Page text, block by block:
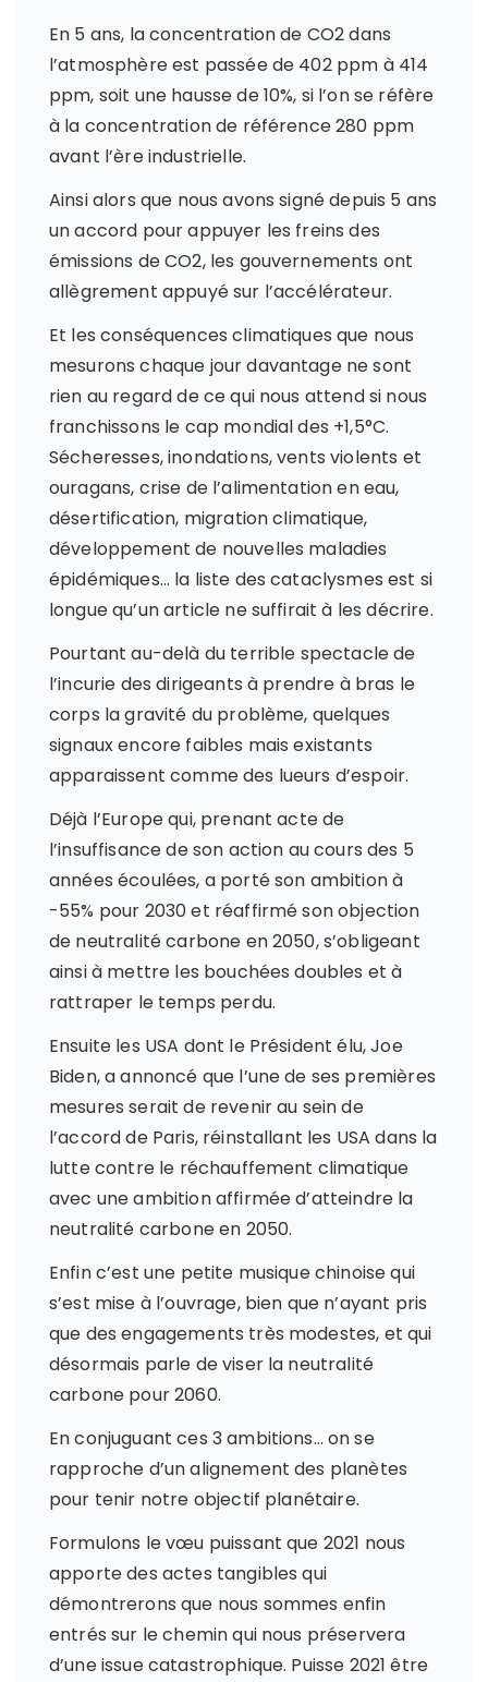
En 5 ans, la concentration de CO2 dans
l’atmosphère est passée de 402 ppm à 414
ppm, soit une hausse de 10%, si l’on se réfère
à la concentration de référence 280 ppm
avant l’ère industrielle.
Ainsi alors que nous avons signé depuis 5 ans
un accord pour appuyer les freins des
émissions de CO2, les gouvernements ont
allègrement appuyé sur l’accélérateur.
Et les conséquences climatiques que nous
mesurons chaque jour davantage ne sont
rien au regard de ce qui nous attend si nous
franchissons le cap mondial des +1,5°C.
Sécheresses, inondations, vents violents et
ouragans, crise de l’alimentation en eau,
désertification, migration climatique,
développement de nouvelles maladies
épidémiques… la liste des cataclysmes est si
longue qu’un article ne suffirait à les décrire.
Pourtant au-delà du terrible spectacle de
l’incurie des dirigeants à prendre à bras le
corps la gravité du problème, quelques
signaux encore faibles mais existants
apparaissent comme des lueurs d’espoir.
Déjà l’Europe qui, prenant acte de
l’insuffisance de son action au cours des 5
années écoulées, a porté son ambition à
-55% pour 2030 et réaffirmé son objection
de neutralité carbone en 2050, s’obligeant
ainsi à mettre les bouchées doubles et à
rattraper le temps perdu.
Ensuite les USA dont le Président élu, Joe
Biden, a annoncé que l’une de ses premières
mesures serait de revenir au sein de
l’accord de Paris, réinstallant les USA dans la
lutte contre le réchauffement climatique
avec une ambition affirmée d’atteindre la
neutralité carbone en 2050.
Enfin c’est une petite musique chinoise qui
s’est mise à l’ouvrage, bien que n’ayant pris
que des engagements très modestes, et qui
désormais parle de viser la neutralité
carbone pour 2060.
En conjuguant ces 3 ambitions… on se
rapproche d’un alignement des planètes
pour tenir notre objectif planétaire.
Formulons le vœu puissant que 2021 nous
apporte des actes tangibles qui
démontrerons que nous sommes enfin
entrés sur le chemin qui nous préservera
d’une issue catastrophique. Puisse 2021 être